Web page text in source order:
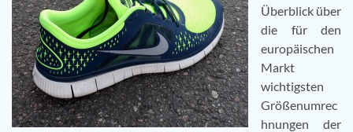
Überblick über
die für den
europäischen
Markt
wichtigsten
Größenumrec
hnungen der